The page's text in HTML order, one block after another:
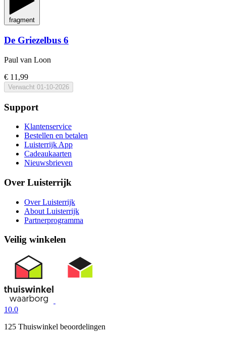
fragment
De Griezelbus 6
Paul van Loon
€ 11,99
Verwacht 01-10-2026
Support
Klantenservice
Bestellen en betalen
Luisterrijk App
Cadeaukaarten
Nieuwsbrieven
Over Luisterrijk
Over Luisterrijk
About Luisterrijk
Partnerprogramma
Veilig winkelen
10.0
125 Thuiswinkel beoordelingen